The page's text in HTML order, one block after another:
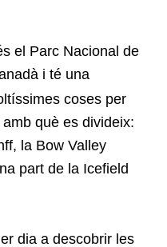
el Parc Nacional de
i té una
coses per
què es divideix:
la Bow Valley
part de la Icefield
dia a descobrir les